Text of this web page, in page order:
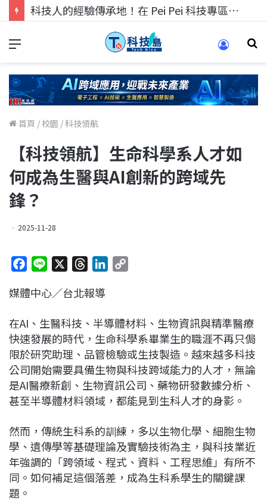
科技人的經驗傳承地！在 Pei Pei 科技專區，與學弟妹交流最硬核的技術
首頁 / 校園 /科技領航
【科技領航】生命科學系人才如
何成為生醫與AI創新的跨域先
鋒？
2025-11-28
c
b
o
o
k
n
r
a
d
s
e
d
I
n
L
i
n
k
媒體中心／台北報導
在AI、生醫科技、半導體材料、生物資訊與精準醫療
快速發展的時代，生命科學系畢業生的職涯不再只侷
限於研究助理、品管檢驗或生技製造。越來越多科技
公司開始需要具備生物與科技跨域能力的人才，無論
是AI醫療新創、生物資訊公司、藥物研發數據分析、
甚至半導體材料領域，都能見到生科人才的身影。
然而，傳統生科系的訓練，多以生物化學、細胞生物
學、遺傳學等基礎理論及實驗技術為主，與科技業近
年強調的「跨領域、程式、資料、工程思維」有所不
同。如何補足這個落差，成為生科系學生的關鍵課
題。